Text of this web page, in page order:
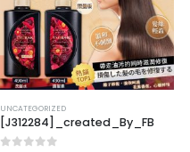
UNCATEGORIZED
[J312284]_created_By_FB